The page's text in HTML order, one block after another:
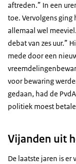
aftreden.” In een
toe. Vervolgens
allemaal wel
debat van zes uur.”
mede door een
voor bewaring
gedaan, had de
politiek moest
Vijanden uit
De laatste jaren is er